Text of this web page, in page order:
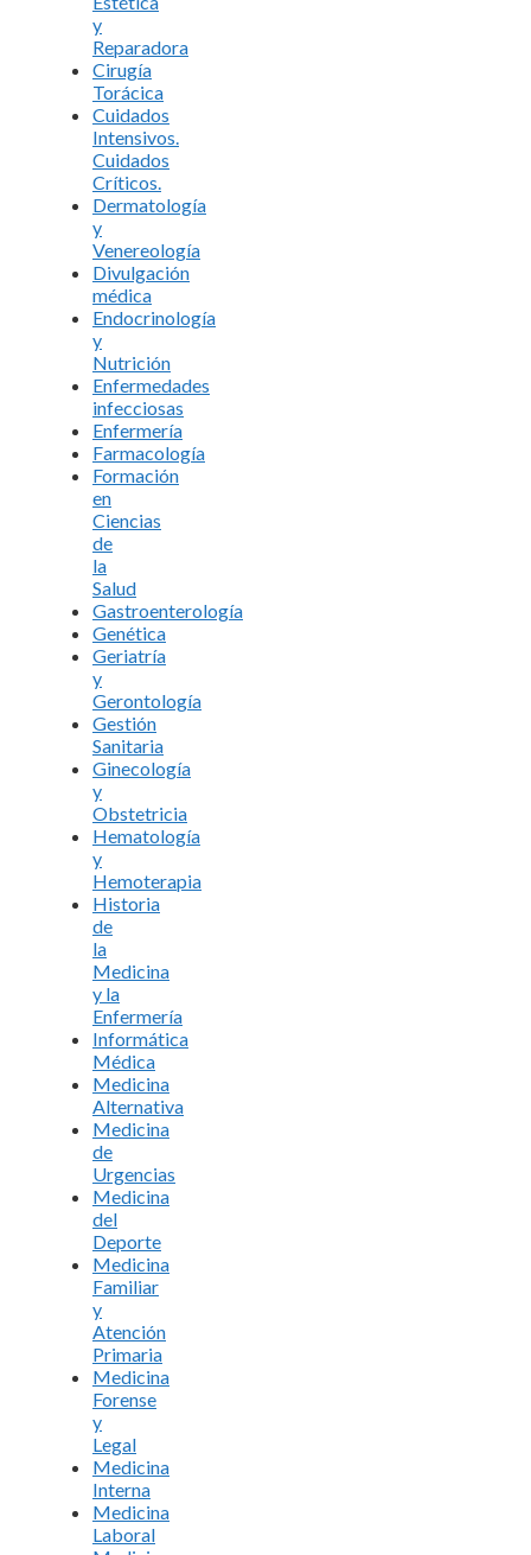
y
Reparadora
Cirugía
Torácica
Cuidados
Intensivos.
Cuidados
Críticos.
Dermatología
y
Venereología
Divulgación
médica
Endocrinología
y
Nutrición
Enfermedades
infecciosas
Enfermería
Farmacología
Formación
en
Ciencias
de
la
Salud
Gastroenterología
Genética
Geriatría
y
Gerontología
Gestión
Sanitaria
Ginecología
y
Obstetricia
Hematología
y
Hemoterapia
Historia
de
la
Medicina
y la
Enfermería
Informática
Médica
Medicina
Alternativa
Medicina
de
Urgencias
Medicina
del
Deporte
Medicina
Familiar
y
Atención
Primaria
Medicina
Forense
y
Legal
Medicina
Interna
Medicina
Laboral